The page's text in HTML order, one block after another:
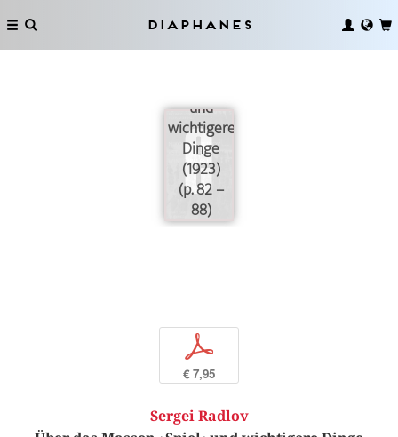
Diaphanes
und
wichtigere
Dinge
(1923)
(p. 82 –
88)
p
€ 7,95
Sergei Radlov